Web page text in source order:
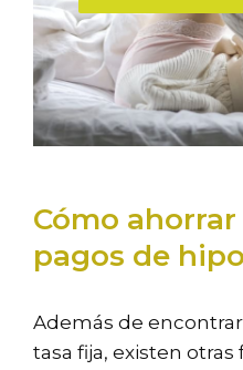
Cómo
pagos de
Además de
tasa fija, existen